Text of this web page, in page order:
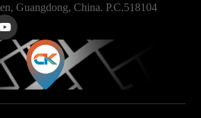
Guangdong, China. P.C.518104